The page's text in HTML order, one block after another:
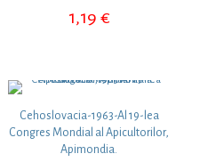
1,19 €
Cehoslovacia-1963-Al 19-lea
Congres Mondial al Apicultorilor,
Apimondia.